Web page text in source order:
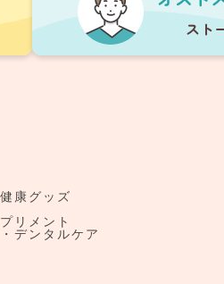
康グッズ
リメント
デンタルケア